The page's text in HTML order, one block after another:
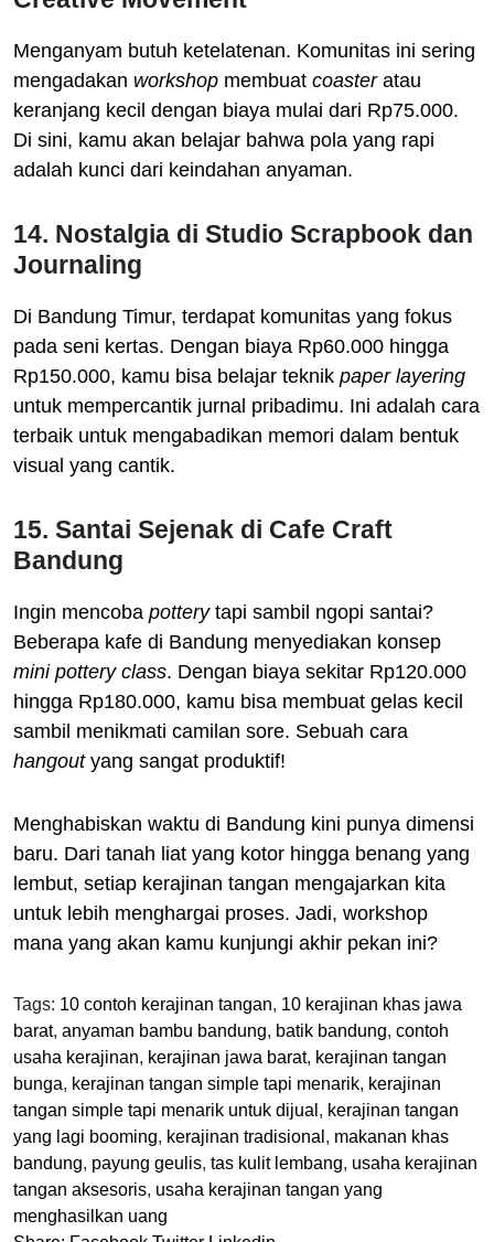
Menganyam butuh ketelatenan. Komunitas ini sering
mengadakan workshop membuat coasteratau
keranjang kecil dengan biaya mulai dari Rp75.000.
Di sini, kamu akan belajar bahwa pola yang rapi
adalah kunci dari keindahan anyaman.
14. Nostalgia di Studio Scrapbook dan
Journaling
Di Bandung Timur, terdapat komunitas yang fokus
pada seni kertas. Dengan biaya Rp60.000 hingga
Rp150.000, kamu bisa belajar teknik paper layering
untuk mempercantik jurnal pribadimu. Ini adalah cara
terbaik untuk mengabadikan memori dalam bentuk
visual yang cantik.
15. Santai Sejenak di Cafe Craft
Bandung
Ingin mencoba potterytapi sambil ngopi santai?
Beberapa kafe di Bandung menyediakan konsep
mini pottery class. Dengan biaya sekitar Rp120.000
hingga Rp180.000, kamu bisa membuat gelas kecil
sambil menikmati camilan sore. Sebuah cara
hangoutyang sangat produktif!
Menghabiskan waktu di Bandung kini punya dimensi
baru. Dari tanah liat yang kotor hingga benang yang
lembut, setiap kerajinan tangan mengajarkan kita
untuk lebih menghargai proses. Jadi, workshop
mana yang akan kamu kunjungi akhir pekan ini?
Tags: 10 contoh kerajinan tangan, 10 kerajinan khas jawa
barat, anyaman bambu bandung, batik bandung, contoh
usaha kerajinan, kerajinan jawa barat, kerajinan tangan
bunga, kerajinan tangan simple tapi menarik, kerajinan
tangan simple tapi menarik untuk dijual , kerajinan tangan
yang lagi booming, kerajinan tradisional , makanan khas
bandung, payung geulis, tas kulit lembang, usaha kerajinan
tangan aksesoris, usaha kerajinan tangan yang
menghasilkan uang